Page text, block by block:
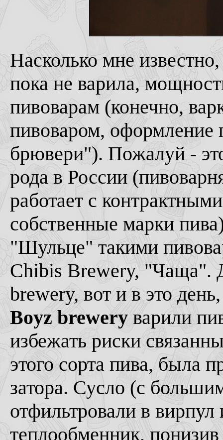
Насколько мне
пока не варила,
пивоварам (конечно,
пивоваром,
брювери"). Пожалуй -
рода в России
работает с
собственные марки
"Шульце" такими
Chibis Brewery, "Чаща".
brewery, вот и в это
Boyz brewery варили
избежать риски
этого сорта пива, была
затора. Сусло (с
отфильтровали в вирпул
теплообменник, понизив